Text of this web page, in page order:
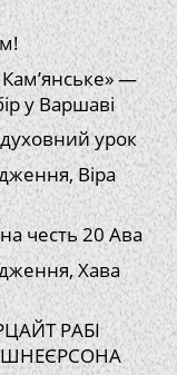
—
у Варшаві
урок
Віра
честь 20 Ава
Хава
РАБІ
ШНЕЄРСОНА